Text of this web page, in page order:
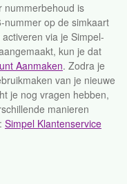
nummerbehoud is
nummer op de simkaart
via je Simpel-
kun je dat
Aanmaken. Zodra je
van je nieuwe
je nog vragen hebben,
manieren
Simpel Klantenservice